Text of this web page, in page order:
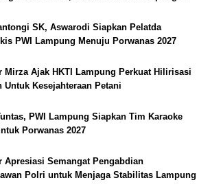
SK, Aswarodi Siapkan Pelatda
PWI Lampung Menuju Porwanas 2027
Mirza Ajak HKTI Lampung Perkuat Hilirisasi
Untuk Kesejahteraan Petani
PWI Lampung Siapkan Tim Karaoke
Porwanas 2027
Apresiasi Semangat Pengabdian
Polri untuk Menjaga Stabilitas Lampung